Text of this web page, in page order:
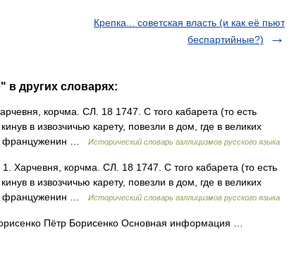
Крепка... советская власть (и как её пьют
беспартийные?)
в других словарях:
корчма. СЛ. 18 1747. С того кабарета (то есть
в извозчичью карету, повезли в дом, где в великих
француженин …
Исторический словарь галлицизмов русского языка
Харчевня, корчма. СЛ. 18 1747. С того кабарета (то есть
в извозчичью карету, повезли в дом, где в великих
француженин …
Исторический словарь галлицизмов русского языка
Пётр Борисенко Основная информация …